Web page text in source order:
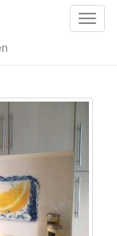
S
k
a